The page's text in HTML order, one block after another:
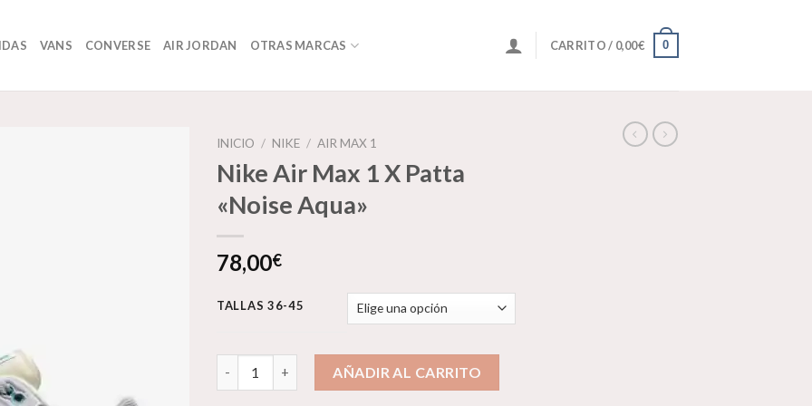
VANS CONVERSE AIR JORDAN OTRAS MARCAS CARRITO / 0,00€ 0
INICIO / NIKE / AIR MAX 1
Nike Air Max 1 X Patta
«Noise Aqua»
78,00€
TALLAS 36-45
Nike Air Max 1 X Patta "Noise Aqua" cantidad
AÑADIR AL CARRITO